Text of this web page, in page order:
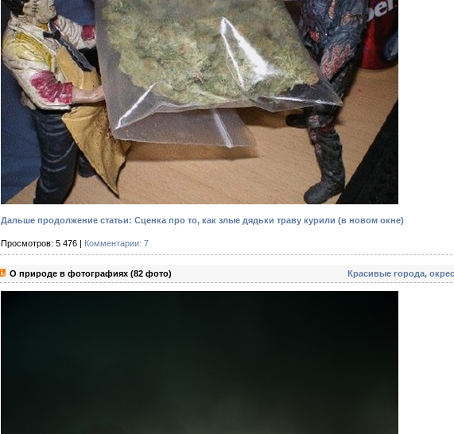
Дальше продолжение статьи: Сценка про то, как злые дядьки траву курили (в новом окне)
Просмотров: 5 476 | Комментарии: 7
Красивые города,
О природе в фотографиях (82 фото)